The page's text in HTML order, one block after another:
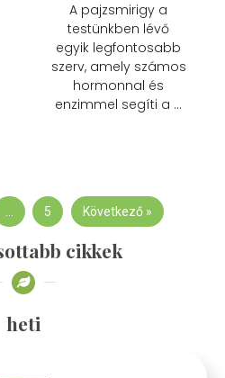
A pajzsmirigy a
testünkben lévő
egyik legfontosabb
szerv, amely számos
hormonnal és
enzimmel segíti a …
… 5 Következő »
cikkek
heti